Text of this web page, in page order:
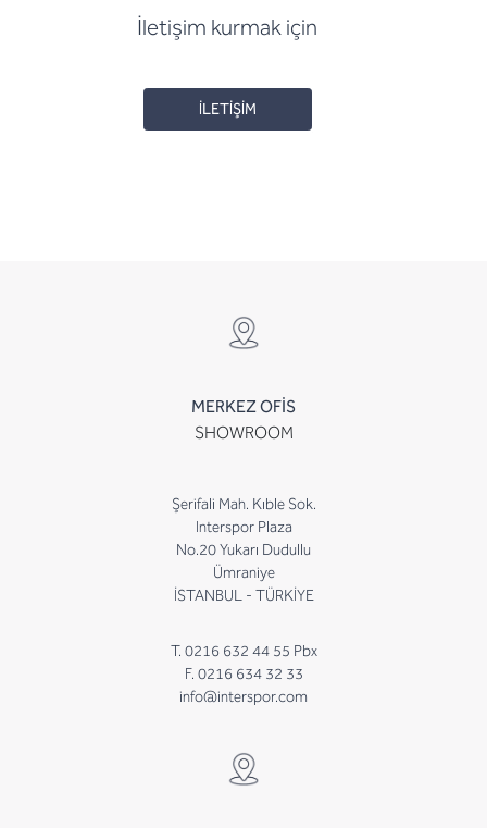
İletişim kurmak için
İLETİŞİM
MERKEZ OFİS
SHOWROOM
Şerifali Mah. Kıble Sok.
Interspor Plaza
No.20 Yukarı Dudullu
Ümraniye
İSTANBUL - TÜRKİYE
T. 0216 632 44 55 Pbx
F. 0216 634 32 33
info@interspor.com